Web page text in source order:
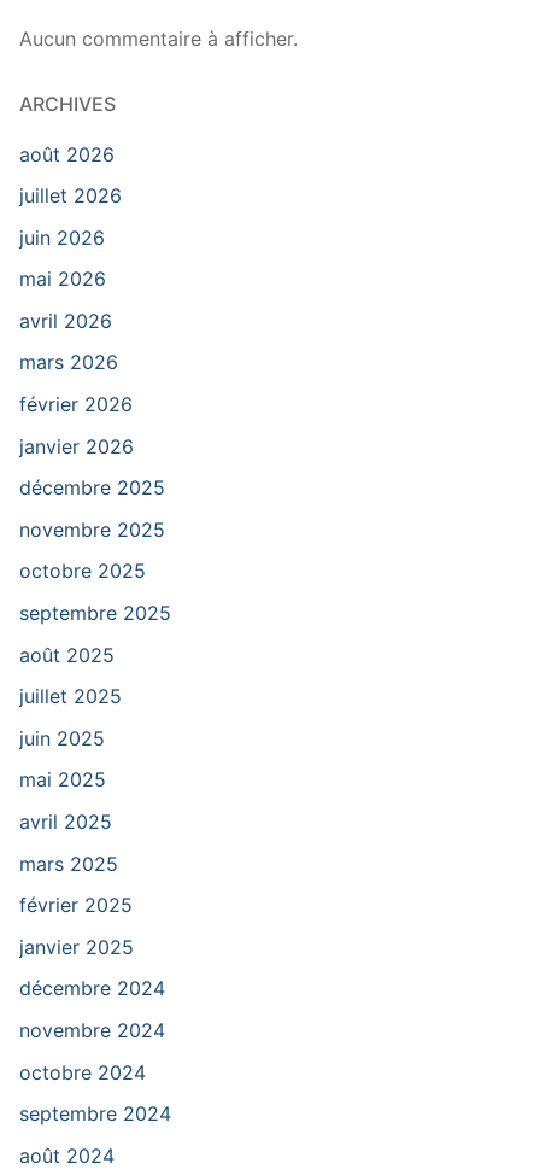
Aucun commentaire à afficher.
ARCHIVES
août 2026
juillet 2026
juin 2026
mai 2026
avril 2026
mars 2026
février 2026
janvier 2026
décembre 2025
novembre 2025
octobre 2025
septembre 2025
août 2025
juillet 2025
juin 2025
mai 2025
avril 2025
mars 2025
février 2025
janvier 2025
décembre 2024
novembre 2024
octobre 2024
septembre 2024
août 2024